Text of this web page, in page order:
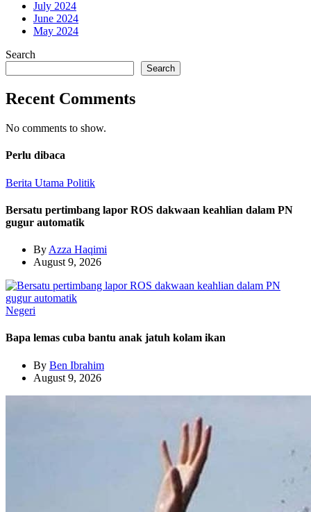
July 2024
June 2024
May 2024
Search
Search
Recent Comments
No comments to show.
Perlu dibaca
Berita Utama Politik
Bersatu pertimbang lapor ROS dakwaan keahlian dalam PN
gugur automatik
By Azza Haqimi
August 9, 2026
Negeri
Bapa lemas cuba bantu anak jatuh kolam ikan
By Ben Ibrahim
August 9, 2026